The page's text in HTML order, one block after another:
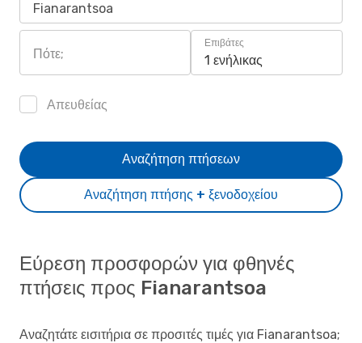
Fianarantsoa
Πότε;
Επιβάτες
1 ενήλικας
Απευθείας
Αναζήτηση πτήσης + ξενοδοχείου
Αναζήτηση πτήσεων
Εύρεση προσφορών για φθηνές
πτήσεις προς Fianarantsoa
Αναζητάτε εισιτήρια σε προσιτές τιμές για Fianarantsoa;